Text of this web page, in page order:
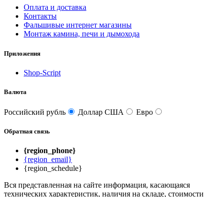
Оплата и доставка
Контакты
Фальшивые интернет магазины
Монтаж камина, печи и дымохода
Приложения
Shop-Script
Валюта
Российский рубль Доллар США Евро
Обратная связь
{region_phone}
{region_email}
{region_schedule}
Вся представленная на сайте информация, касающаяся
технических характеристик, наличия на складе, стоимости